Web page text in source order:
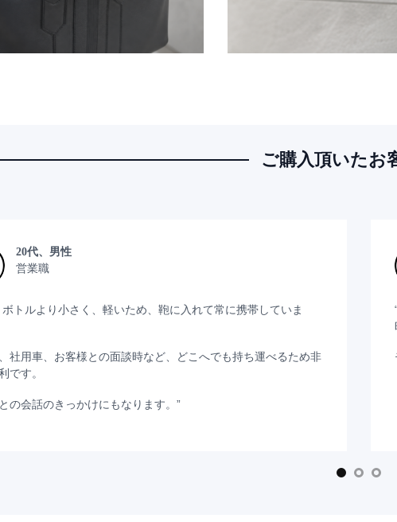
ご購入頂いたお
20代、男性
営業職
ボトルより小さく、軽いため、鞄に入れて常に携帯していま
社用車、お客様との面談時など、どこへでも持ち運べるため非
です。
の会話のきっかけにもなります。”